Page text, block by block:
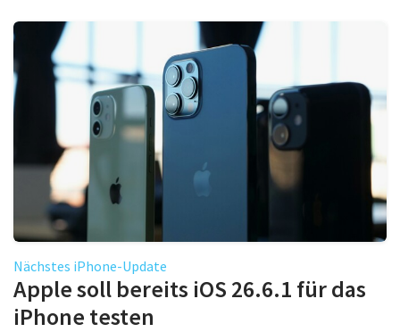
Nächstes iPhone-Update
Apple soll bereits iOS 26.6.1 für das
iPhone testen